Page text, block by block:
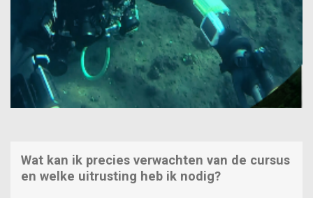
Wat kan ik precies verwachten van de cursus
en welke uitrusting heb ik nodig?